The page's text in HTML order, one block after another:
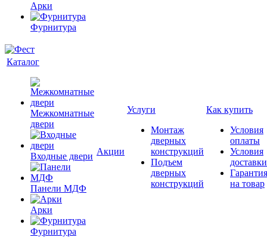
Арки
Фурнитура
Каталог
Межкомнатные
двери
Входные двери
Панели МДФ
Арки
Фурнитура
Акции
Услуги
Монтаж
дверных
конструкций
Подъем
дверных
конструкций
Как купить
Условия
оплаты
Условия
доставки
Гарантия
на товар